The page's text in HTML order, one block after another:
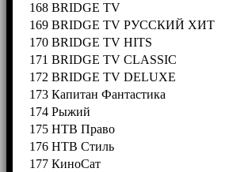
168 BRIDGE TV
169 BRIDGE TV РУССКИЙ ХИТ
170 BRIDGE TV HITS
171 BRIDGE TV CLASSIC
172 BRIDGE TV DELUXE
173 Капитан Фантастика
174 Рыжий
175 НТВ Право
176 НТВ Стиль
177 КиноСат